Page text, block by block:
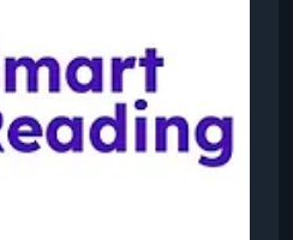
Уильямс (теннис),